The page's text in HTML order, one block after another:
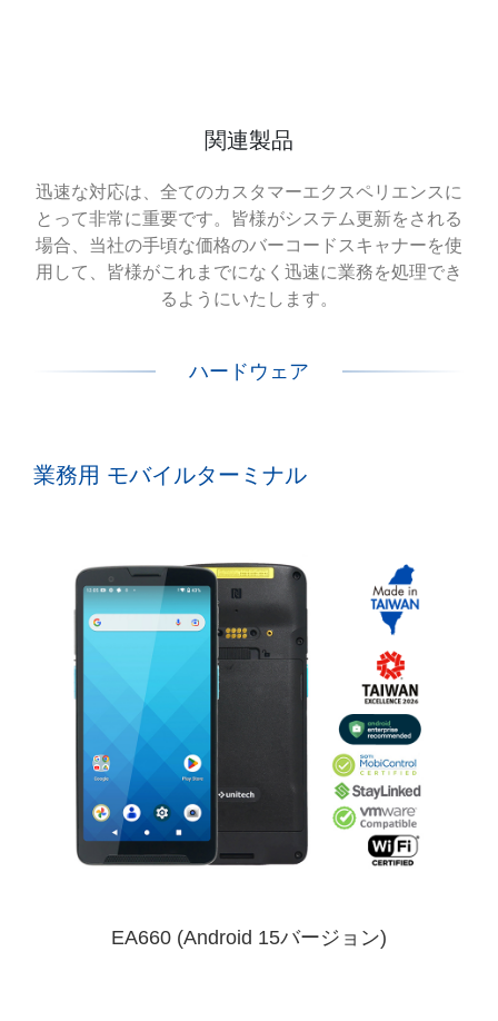
関連製品
迅速な対応は、全てのカスタマーエクスペリエンスに
とって非常に重要です。皆様がシステム更新をされる
場合、当社の手頃な価格のバーコードスキャナーを使
用して、皆様がこれまでになく迅速に業務を処理でき
るようにいたします。
ハードウェア
業務用 モバイルターミナル
EA660 (Android 15バージョン)